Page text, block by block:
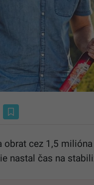
obrat cez 1,5
nastal čas na